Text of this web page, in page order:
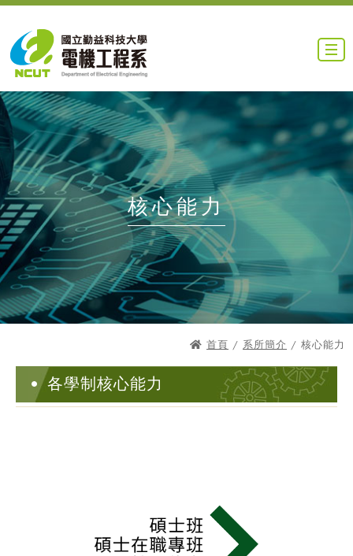
核心能力
首頁 / 系所簡介 / 核心能力
各學制核心能力